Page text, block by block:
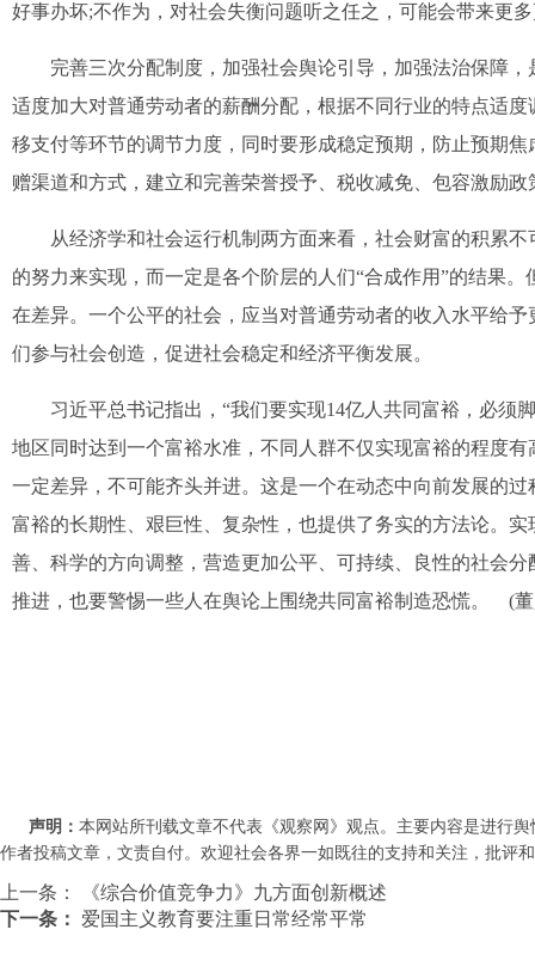
好事办坏;不作为，对社会失衡问题听之任之，可能会带来更
完善三次分配制度，加强社会舆论引导，加强法治保障，
适度加大对普通劳动者的薪酬分配，根据不同行业的特点适
移支付等环节的调节力度，同时要形成稳定预期，防止预期
赠渠道和方式，建立和完善荣誉授予、税收减免、包容激励政
从经济学和社会运行机制两方面来看，社会财富的积累不
的努力来实现，而一定是各个阶层的人们“合成作用”的结果
在差异。一个公平的社会，应当对普通劳动者的收入水平给
们参与社会创造，促进社会稳定和经济平衡发展。
习近平总书记指出，“我们要实现14亿人共同富裕，必须
地区同时达到一个富裕水准，不同人群不仅实现富裕的程度
一定差异，不可能齐头并进。这是一个在动态中向前发展的
富裕的长期性、艰巨性、复杂性，也提供了务实的方法论。
善、科学的方向调整，营造更加公平、可持续、良性的社会
推进，也要警惕一些人在舆论上围绕共同富裕制造恐慌。 (
声明： 本网站所刊载文章不代表《观察网》观点。主要内容是进行
作者投稿文章，文责自付。欢迎社会各界一如既往的支持和关注，批评和
上一条：
《综合价值竞争力》九方面创新概述
下一条：
爱国主义教育要注重日常经常平常